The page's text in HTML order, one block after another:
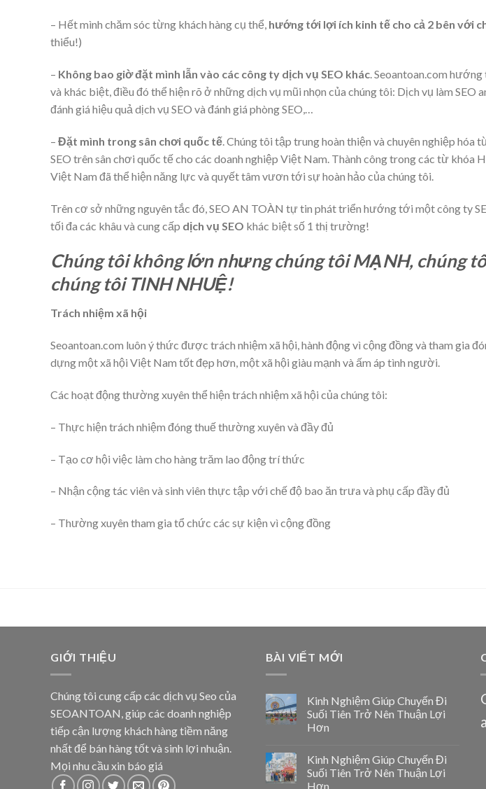
– Hết mình chăm sóc từng khách hàng cụ thể, hướng tới lợi ích kinh tế cho cả 2 bên với
thiểu!)
– Không bao giờ đặt mình lẫn vào các công ty dịch vụ SEO khác. Seoantoan.com
và khác biệt, điều đó thể hiện rõ ở những dịch vụ mũi nhọn của chúng tôi: Dịch vụ làm SEO
đánh giá hiệu quả dịch vụ SEO và đánh giá phòng SEO,…
– Đặt mình trong sân chơi quốc tế. Chúng tôi tập trung hoàn thiện và chuyên nghiệp hóa
SEO trên sân chơi quốc tế cho các doanh nghiệp Việt Nam. Thành công trong các từ khóa
Việt Nam đã thể hiện năng lực và quyết tâm vươn tới sự hoàn hảo của chúng tôi.
Trên cơ sở những nguyên tắc đó, SEO AN TOÀN tự tin phát triển hướng tới một công ty
tối đa các khâu và cung cấp dịch vụ SEO khác biệt số 1 thị trường!
Chúng tôi không lớn nhưng chúng tôi MẠNH, chúng
chúng tôi TINH NHUỆ!
Trách nhiệm xã hội
Seoantoan.com luôn ý thức được trách nhiệm xã hội, hành động vì cộng đồng và tham gia
dựng một xã hội Việt Nam tốt đẹp hơn, một xã hội giàu mạnh và ấm áp tình người.
Các hoạt động thường xuyên thể hiện trách nhiệm xã hội của chúng tôi:
– Thực hiện trách nhiệm đóng thuế thường xuyên và đầy đủ
– Tạo cơ hội việc làm cho hàng trăm lao động trí thức
– Nhận cộng tác viên và sinh viên thực tập với chế độ bao ăn trưa và phụ cấp đầy đủ
– Thường xuyên tham gia tổ chức các sự kiện vì cộng đồng
GIỚI THIỆU
Chúng tôi cung cấp các dịch vụ Seo của
SEOANTOAN, giúp các doanh nghiệp
tiếp cận lượng khách hàng tiềm năng
nhất để bán hàng tốt và sinh lợi nhuận.
Mọi nhu cầu xin báo giá
BÀI VIẾT MỚI
Kinh Nghiệm Giúp Chuyến Đi
Suối Tiên Trở Nên Thuận Lợi
Hơn
Kinh Nghiệm Giúp Chuyến Đi
Suối Tiên Trở Nên Thuận Lợi
Hơn